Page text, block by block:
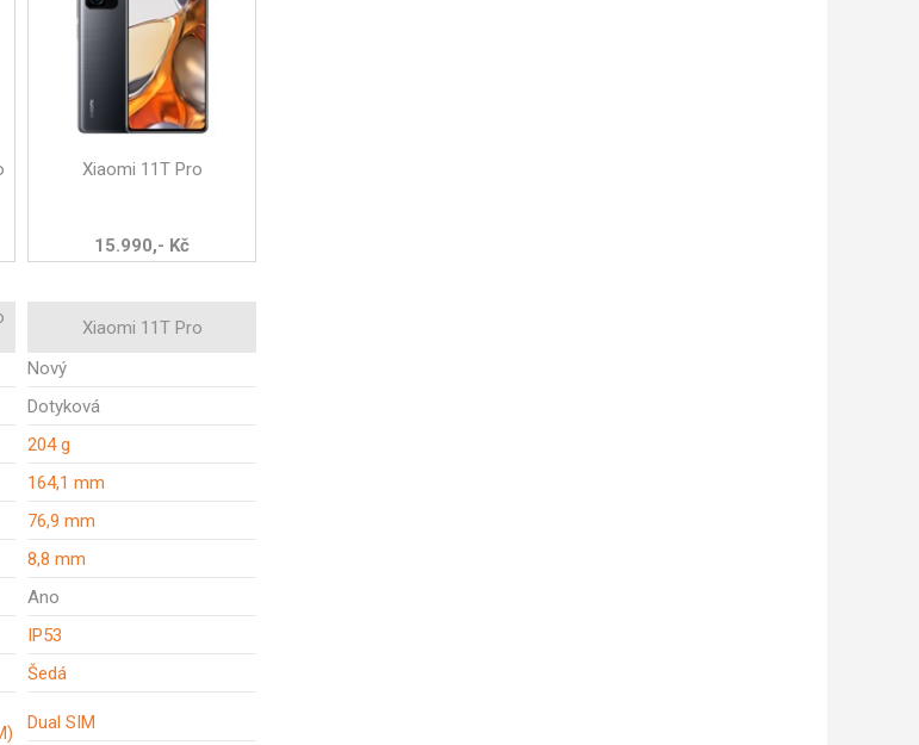
Xiaomi 11T Pro
15.990,- Kč
Xiaomi 11T Pro
Nový
Dotyková
204 g
164,1 mm
76,9 mm
8,8 mm
Ano
IP53
Šedá
Dual SIM